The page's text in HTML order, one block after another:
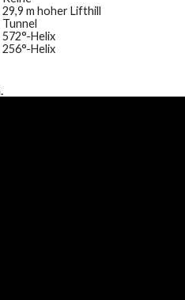
29,9 m hoher Lifthill
Tunnel
572°-Helix
256°-Helix